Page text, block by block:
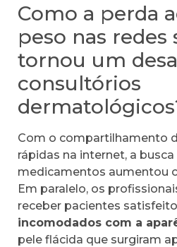
Como a perda
peso nas redes
tornou um
consultórios
Com o compartilhamento
rápidas na internet, a
medicamentos aumentou
Em paralelo, os
receber pacientes
incomodados com a
pele flácida que surgiram